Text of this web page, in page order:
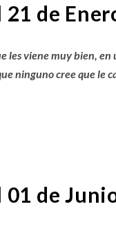
de
les viene muy bien, en
ninguno cree que le
de